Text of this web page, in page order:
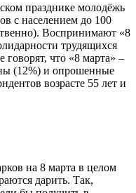
празднике молодёжь
с населением до 100
Воспринимают «8
трудящихся
что «8 марта» –
(12%) и опрошенные
возрасте 55 лет и
на 8 марта в целом
дарить. Так,